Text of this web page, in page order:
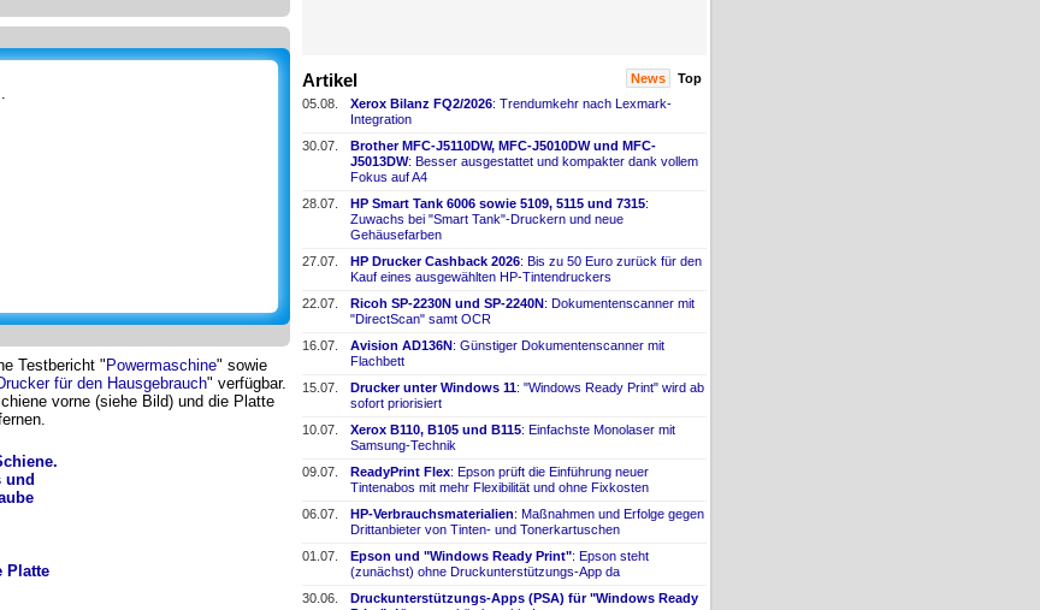
Testbericht " Powermaschine" sowie
für den Hausgebrauch" verfügbar.
vorne (siehe Bild) und die Platte
und
Platte
Artikel News
Top
05.08.
Xerox Bilanz FQ2/2026: Trendumkehr nach Lexmark-
Integration
30.07.
Brother MFC-​J5110DW, MFC-​J5010DW und MFC-
J5013DW: Besser ausgestattet und kompakter dank vollem
Fokus auf A4
28.07.
HP Smart Tank 6006 sowie 5109, 5115 und 7315:
Zuwachs bei "Smart Tank"-​Druckern und neue
Gehäusefarben
27.07.
HP Drucker Cashback 2026: Bis zu 50 Euro zurück für den
Kauf eines ausgewählten HP-​Tintendruckers
22.07.
Ricoh SP-​2230N und SP-​2240N : Dokumentenscanner mit
"DirectScan" samt OCR
16.07.
Avision AD136N : Günstiger Dokumentenscanner mit
Flachbett
15.07.
Drucker unter Windows 11: "Windows Ready Print" wird ab
sofort priorisiert
10.07.
Xerox B110, B105 und B115: Einfachste Monolaser mit
Samsung-​Technik
09.07.
ReadyPrint Flex: Epson prüft die Einführung neuer
Tintenabos mit mehr Flexibilität und ohne Fixkosten
06.07.
HP-​Verbrauchsmaterialien: Maßnahmen und Erfolge gegen
Drittanbieter von Tinten- ​ und Tonerkartuschen
01.07.
Epson und "Windows Ready Print": Epson steht
(zunächst) ohne Druckunterstützungs-​App da
30.06.
Druckunterstützungs-​Apps (PSA) für "Windows Ready